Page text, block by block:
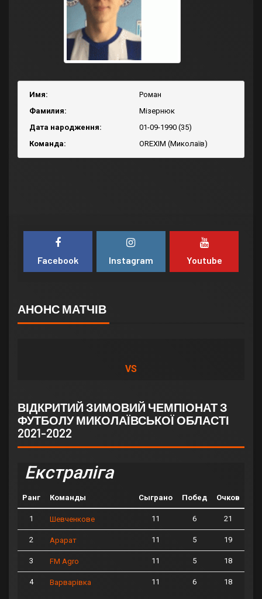
Имя:
Роман
Фамилия:
Мізернюк
Дата народження:
01-09-1990 (35)
Команда:
OREXIM (Миколаїв)
Facebook Instagram Youtube
АНОНС МАТЧІВ
VS
ВІДКРИТИЙ ЗИМОВИЙ ЧЕМПІОНАТ З
ФУТБОЛУ МИКОЛАЇВСЬКОЇ ОБЛАСТІ
2021-2022
Екстраліга
Ранг Команды Сыграно Побед Очков
1 Шевченкове 11 6 21
2 Арарат 11 5 19
3 FM Agro 11 5 18
4 Варварівка 11 6 18